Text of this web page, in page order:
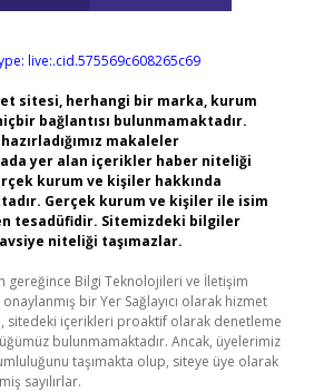
live:.cid.575569c608265c69
sitesi, herhangi bir marka, kurum
bağlantısı bulunmamaktadır.
makaleler
yer alan içerikler haber niteliği
kurum ve kişiler hakkında
Gerçek kurum ve kişiler ile isim
tesadüfidir. Sitemizdeki bilgiler
niteliği taşımazlar.
gereğince Bilgi Teknolojileri ve İletişim
bir Yer Sağlayıcı olarak hizmet
sitedeki içerikleri proaktif olarak denetleme
bulunmamaktadır. Ancak, üyelerimiz
taşımakta olup, siteye üye olarak
sayılırlar.